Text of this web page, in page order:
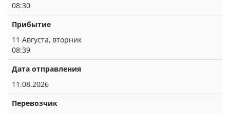
08:30
Прибытие
11 Августа, вторник
08:39
Дата отправления
11.08.2026
Перевозчик